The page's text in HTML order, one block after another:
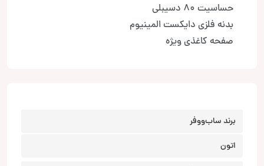
حساسیت 80 دسیبلی
بدنه فلزی دایکست المینیوم
صفحه کاغذی ویژه
برند ساب‌ووفر
اتون